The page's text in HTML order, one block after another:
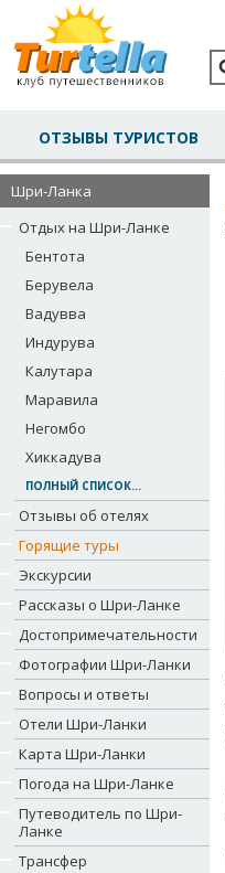
ОТЗЫВЫ ТУРИСТОВ
Шри-Ланка
Отдых на Шри-Ланке
Бентота
Берувела
Вадувва
Индурува
Калутара
Маравила
Негомбо
Хиккадува
ПОЛНЫЙ СПИСОК...
Отзывы об отелях
Горящие туры
Экскурсии
Рассказы о Шри-Ланке
Достопримечательности
Фотографии Шри-Ланки
Вопросы и ответы
Отели Шри-Ланки
Карта Шри-Ланки
Погода на Шри-Ланке
Путеводитель по Шри-
Ланке
Трансфер